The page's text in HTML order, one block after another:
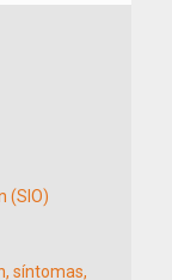
(SIO)
síntomas,